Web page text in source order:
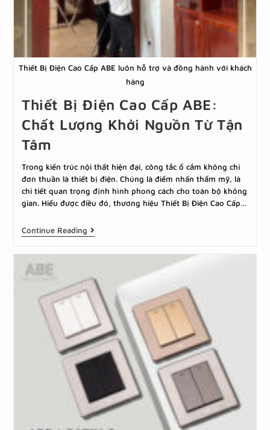
Thiết Bị Điện Cao Cấp ABE luôn hỗ trợ và đồng hành với khách
hàng
Thiết Bị Điện Cao Cấp ABE:
Chất Lượng Khởi Nguồn Từ Tận
Tâm
Trong kiến trúc nội thất hiện đại, công tắc ổ cắm không chỉ
đơn thuần là thiết bị điện. Chúng là điểm nhấn thẩm mỹ, là
chi tiết quan trọng định hình phong cách cho toàn bộ không
gian. Hiểu được điều đó, thương hiệu Thiết Bị Điện Cao Cấp…
Continue Reading